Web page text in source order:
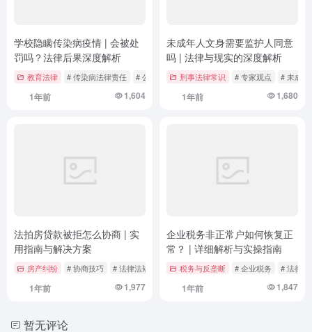
学校隐瞒传染病疫情 | 会被处
罚吗？法律后果深度解析
教育法律 # 传染病法律责任 # 公共卫生管理 # 教育机构法律风险
1年前 1,604
未成年人文身需要监护人同意
吗 | 法律与现实的深度解析
刑事法律常识 # 专家观点 # 未成
1年前 1,680
法拍房贷款被拒怎么协商 | 实
用指南与解决方案
房产纠纷 # 协商技巧 # 法律法规 # 法拍房
1年前 1,977
企业税务非正常户如何恢复正
常？ | 详细解析与实操指南
税务与反垄断 # 企业税务 # 法律法
1年前 1,847
暂无评论